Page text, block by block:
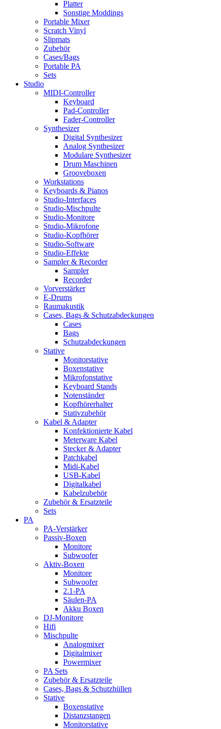
Platter
Sonstige Moddings
Portable Mixer
Scratch Vinyl
Slipmats
Zubehör
Cases/Bags
Portable PA
Sets
Studio
MIDI-Controller
Keyboard
Pad-Controller
Fader-Controller
Synthesizer
Digital Synthesizer
Analog Synthesizer
Modulare Synthesizer
Drum Maschinen
Grooveboxen
Workstations
Keyboards & Pianos
Studio-Interfaces
Studio-Mischpulte
Studio-Monitore
Studio-Mikrofone
Studio-Kopfhörer
Studio-Software
Studio-Effekte
Sampler & Recorder
Sampler
Recorder
Vorverstärker
E-Drums
Raumakustik
Cases, Bags & Schutzabdeckungen
Cases
Bags
Schutzabdeckungen
Stative
Monitorstative
Boxenstative
Mikrofonstative
Keyboard Stands
Notenständer
Kopfhörerhalter
Stativzubehör
Kabel & Adapter
Konfektionierte Kabel
Meterware Kabel
Stecker & Adapter
Patchkabel
Midi-Kabel
USB-Kabel
Digitalkabel
Kabelzubehör
Zubehör & Ersatzteile
Sets
PA
PA-Verstärker
Passiv-Boxen
Monitore
Subwoofer
Aktiv-Boxen
Monitore
Subwoofer
2.1-PA
Säulen-PA
Akku Boxen
DJ-Monitore
Hifi
Mischpulte
Analogmixer
Digitalmixer
Powermixer
PA Sets
Zubehör & Ersatzteile
Cases, Bags & Schutzhüllen
Stative
Boxenstative
Distanzstangen
Monitorstative